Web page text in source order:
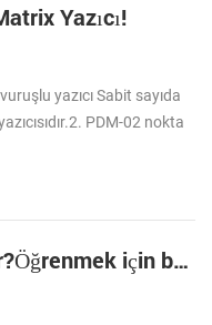
Yazıcı!
yazıcı Sabit sayıda
PDM-02 nokta
Termal yazıcı nasıl çalışıyor?Öğrenmek için bu rehberi okuyun.